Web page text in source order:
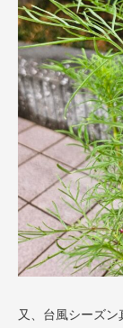
又、台風シーズ